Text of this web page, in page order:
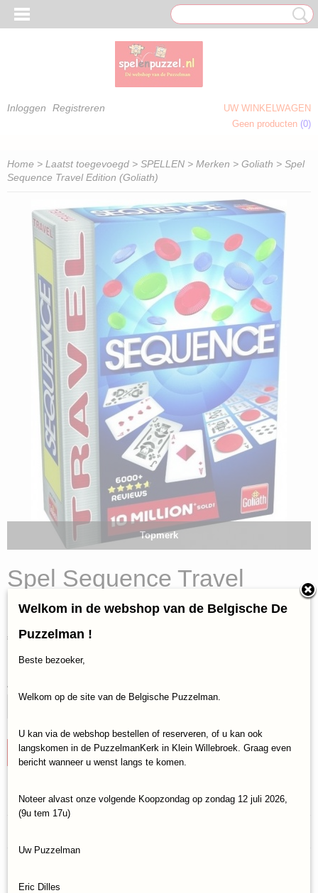
Inloggen Registreren
UW WINKELWAGEN
Geen producten (0)
Home > Laatst toegevoegd > SPELLEN > Merken > Goliath > Spel
Sequence Travel Edition (Goliath)
Topmerk
Spel Sequence Travel
Edition (Goliath)
€ 11,95 (inclusief btw 21%)
Op voorraad
Aantal
IN WINKELWAGEN
Specificaties
EAN code
Welkom in de webshop van de Belgische De
Puzzelman !
Beste bezoeker,
Welkom op de site van de Belgische Puzzelman.
U kan via de webshop bestellen of reserveren, of u kan ook
langskomen in de PuzzelmanKerk in Klein Willebroek. Graag even
bericht wanneer u wenst langs te komen.
Noteer alvast onze volgende Koopzondag op zondag 12 juli 2026,
(9u tem 17u)
Uw Puzzelman
Eric Dilles